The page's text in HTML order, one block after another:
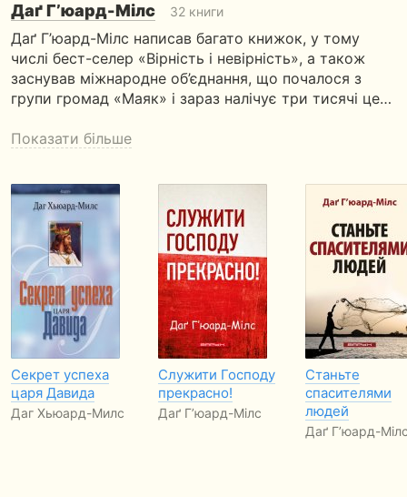
Даґ Г’юард-Мілс 32 книги
Даґ Г’юард-Мілс написав багато книжок, у тому
числі бест-селер «Вірність і невірність», а також
заснував міжнародне об’єднання, що почалося з
групи громад «Маяк» і зараз налічує три тисячі це…
Показати більше
Секрет успеха
царя Давида
Даг Хьюард-Милс
Служити Господу
прекрасно!
Даґ Г’юард-Мілс
Станьте
спасителями
людей
Даґ Г’юард-